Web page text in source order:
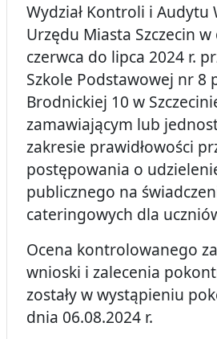
Wydział Kontroli i Audytu
Urzędu Miasta Szczecin
czerwca do lipca 2024 r.
Szkole Podstawowej nr 8
Brodnickiej 10 w
zamawiającym lub
zakresie prawidłowości
postępowania o
publicznego na
cateringowych dla
Ocena kontrolowanego
wnioski i zalecenia
zostały w wystąpieniu
dnia 06.08.2024 r.